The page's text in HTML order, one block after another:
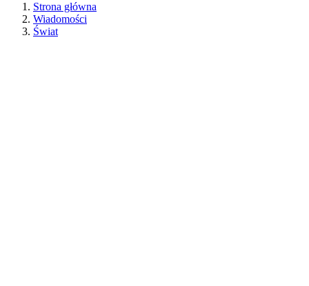
Strona główna
Wiadomości
Świat